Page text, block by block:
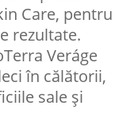
Care, pentru
rezultate.
Veráge
în călătorii,
sale și